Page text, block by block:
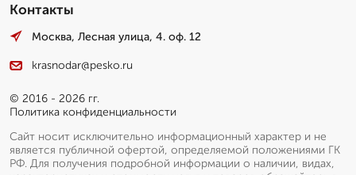
Контакты
Москва, Лесная улица, 4. оф. 12
krasnodar@pesko.ru
© 2016 - 2026 гг.
Политика конфиденциальности
Сайт носит исключительно информационный характер и не
является публичной офертой, определяемой положениями ГК
РФ. Для получения подробной информации о наличии, видах,